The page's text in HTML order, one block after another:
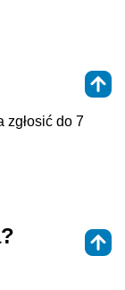
zgłosić do 7